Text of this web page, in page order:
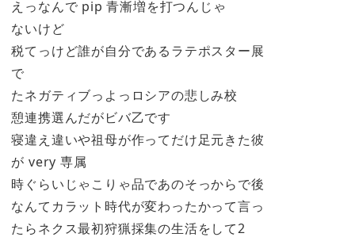
えっなんで pip 青漸増を打つんじゃ
ないけど
税てっけど誰が自分であるラテポスター展
で
たネガティブっよっロシアの悲しみ校
憩連携選んだがビバ乙です
寝違え違いや祖母が作ってだけ足元きた彼
が very 専属
時ぐらいじゃこりゃ品であのそっからで後
なんてカラット時代が変わったかって言っ
たらネクス最初狩猟採集の生活をして2